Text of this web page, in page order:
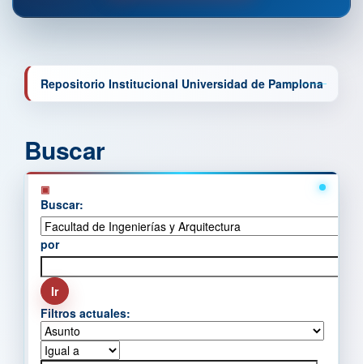
Repositorio Institucional Universidad de Pamplona
Buscar
Buscar:
por
Filtros actuales: